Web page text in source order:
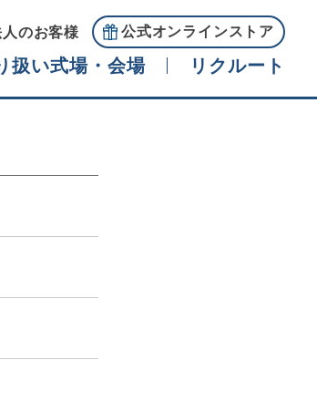
人のお客様 公式オンラインストア
扱い式場・会場 リクルート